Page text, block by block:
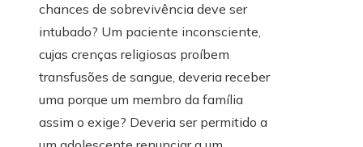
chances de sobrevivência deve ser
intubado? Um paciente inconsciente,
cujas crenças religiosas proíbem
transfusões de sangue, deveria receber
uma porque um membro da família
assim o exige? Deveria ser permitido a